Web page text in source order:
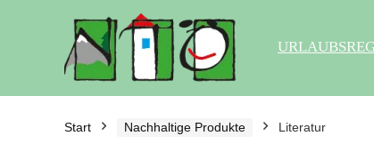
Start Nachhaltige Produkte Literatur